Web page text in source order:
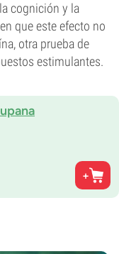
cognición y la
que este efecto no
otra prueba de
estimulantes.